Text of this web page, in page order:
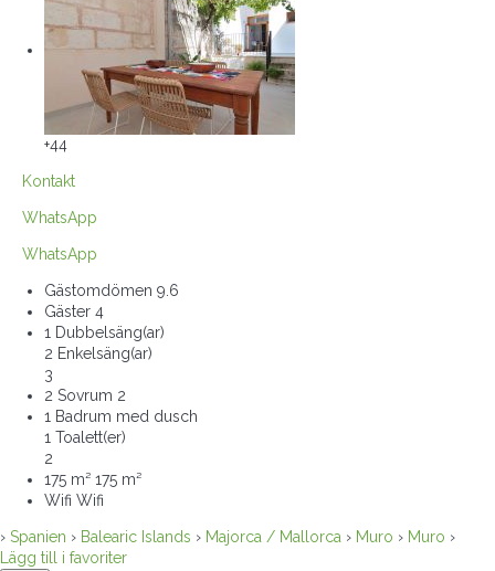
+44
Kontakt
WhatsApp
WhatsApp
Gästomdömen 9.6
Gäster 4
1 Dubbelsäng(ar)
2 Enkelsäng(ar)
3
2 Sovrum 2
1 Badrum med dusch
1 Toalett(er)
2
175 m² 175 m²
Wifi Wifi
› Spanien › Balearic Islands › Majorca / Mallorca › Muro › Muro ›
Lägg till i favoriter